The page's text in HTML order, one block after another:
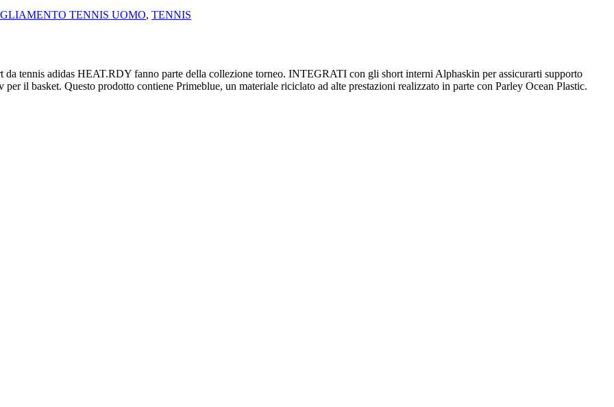
TENNIS UOMO, TENNIS
adidas HEAT.RDY fanno parte della collezione torneo. INTEGRATI con gli short interni Alphaskin per assicurarti supporto
il basket. Questo prodotto contiene Primeblue, un materiale riciclato ad alte prestazioni realizzato in parte con Parley Ocean Plastic.